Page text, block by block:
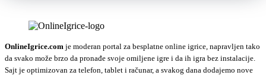
OnlineIgrice.com je moderan portal za besplatne online igrice, napravljen tako
da svako može brzo da pronađe svoje omiljene igre i da ih igra bez instalacije.
Sajt je optimizovan za telefon, tablet i računar, a svakog dana dodajemo nove